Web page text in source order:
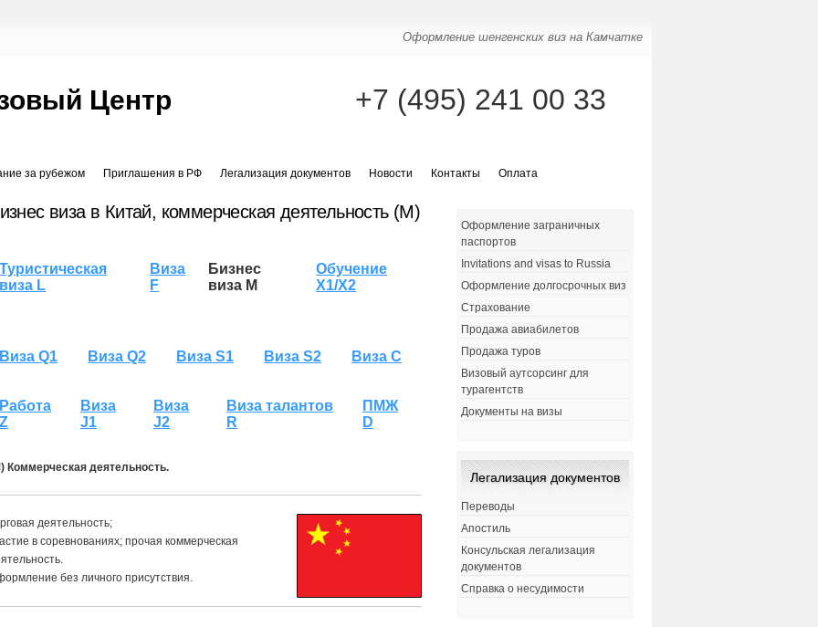
Оформление шенгенских виз на Камчатке
Центр +7 (495) 241 00 33
за рубежом Приглашения в РФ Легализация документов Новости Контакты Оплата
виза в Китай, коммерческая деятельность (М)
Туристическая
виза L
Виза
F
Бизнес
виза M
Обучение
X1/X2
Виза Q1 Виза Q2 Виза S1 Виза S2 Виза C
Работа
Z
Виза
J1
Виза
J2
Виза талантов
R
ПМЖ
D
Коммерческая деятельность.
деятельность;
в соревнованиях; прочая коммерческая
без личного присутствия.
Оформление заграничных
паспортов
Invitations and visas to Russia
Оформление долгосрочных виз
Страхование
Продажа авиабилетов
Продажа туров
Визовый аутсорсинг для
турагентств
Документы на визы
Легализация документов
Переводы
Апостиль
Консульская легализация
документов
Справка о несудимости